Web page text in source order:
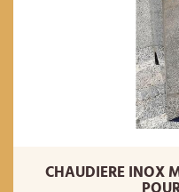
CHAUDIERE INOX